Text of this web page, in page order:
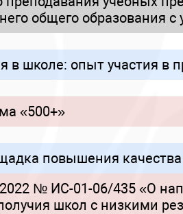
общего образования
школе: опыт участия в
«500+»
повышения
№ ИС-01-06/435 «О
школ с низкими